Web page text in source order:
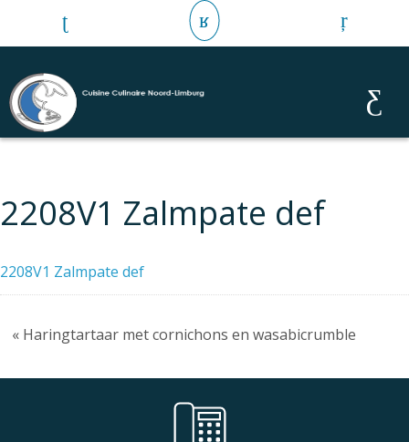
2208V1 Zalmpate def
2208V1 Zalmpate def
« Haringtartaar met cornichons en wasabicrumble